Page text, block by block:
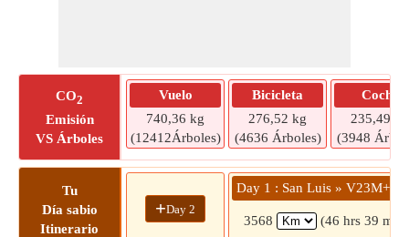
CO2
Emisión
VS Árboles
Vuelo
740,36 kg
(12412Árboles)
Bicicleta
276,52 kg
(4636 Árboles)
Coche
235,49 kg
(3948
Tu
Día sabio
Itinerario
+Day 2
Day 1 : San Luis »
3568 (46 hrs 39